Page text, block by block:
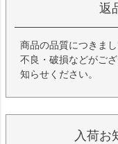
返
商品の品質につきま
不良・破損などがご
知らせください。
入荷お